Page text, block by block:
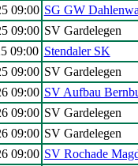
09:00 SG GW
09:00 SV Gardelegen
09:00 Stendaler SK
09:00 SV Gardelegen
09:00 SV Aufbau
09:00 SV Gardelegen
09:00 SV Gardelegen
09:00 SV Rochade